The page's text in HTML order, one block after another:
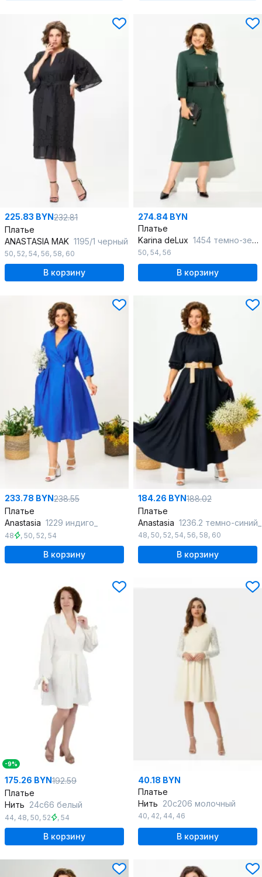
225.83 BYN232.81
Платье
ANASTASIA MAK 1195/1 черный
50, 52, 54, 56, 58, 60
В корзину
274.84 BYN
Платье
Karina deLux 1454 темно-зеленый
50, 54, 56
В корзину
233.78 BYN238.55
Платье
Anastasia 1229 индиго_
48 , 50, 52, 54
В корзину
184.26 BYN188.02
Платье
Anastasia 1236.2 темно-синий_
48, 50, 52, 54, 56, 58, 60
В корзину
-9%
175.26 BYN192.59
Платье
Нить 24с66 белый
44, 48, 50, 52 , 54
В корзину
40.18 BYN
Платье
Нить 20с206 молочный
40, 42, 44, 46
В корзину